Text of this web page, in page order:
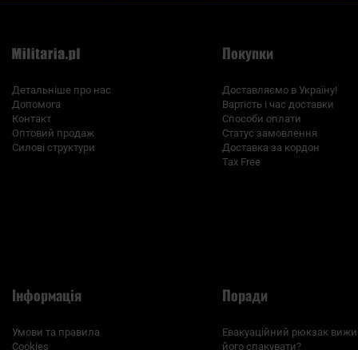
Детальніше про нас
Допомога
Контакт
Оптовий продаж
Силові структури
Покупки
Доставляємо в Україну!
Вартість і час доставки
Способи оплати
Статус замовлення
Доставка за кордон
Tax Free
Інформація
Умови та правила
Cookies
Поради
Евакуаційний рюкзак
його спакувати?